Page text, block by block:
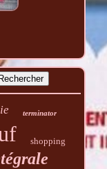
terminator
shopping